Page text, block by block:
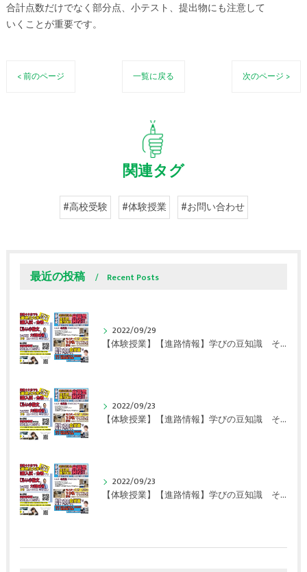
合計点数だけでなく部分点、小テスト、提出物にも注意して
いくことが重要です。
< 前のページ 一覧に戻る 次のページ >
関連タグ
#高校受験 #体験授業 #お問い合わせ
最近の投稿 Recent Posts
2022/09/29
【体験授業】【進路情報】学びの豆知識 その108 やはり、これに帰ってくる？｜英賀保駅前のすらら学習塾姫路英賀保校
2022/09/23
【体験授業】【進路情報】学びの豆知識 その107 実力テストや模試が苦手な人は｜英賀保駅前のすらら学習塾姫路英賀保校
2022/09/23
【体験授業】【進路情報】学びの豆知識 その106 やはり目的がないとモチベーションが上がらない ｜英賀保駅前のすらら学習塾姫路英賀保校